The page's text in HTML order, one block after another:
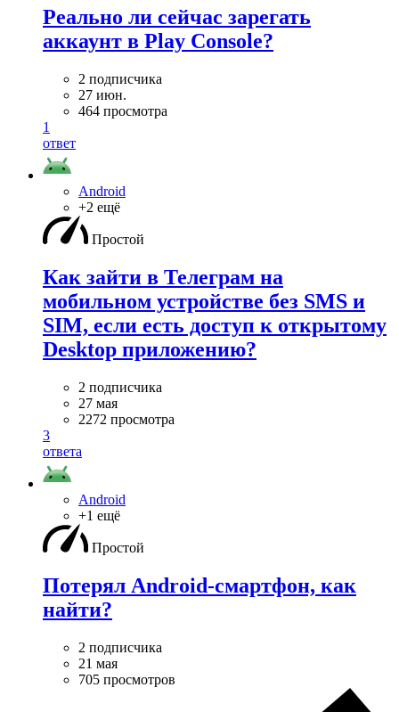
Реально ли сейчас зарегать
аккаунт в Play Console?
2 подписчика
27 июн.
464 просмотра
1
ответ
Android
+2 ещё
Простой
Как зайти в Телеграм на
мобильном устройстве без SMS и
SIM, если есть доступ к открытому
Desktop приложению?
2 подписчика
27 мая
2272 просмотра
3
ответа
Android
+1 ещё
Простой
Потерял Android-смартфон, как
найти?
2 подписчика
21 мая
705 просмотров